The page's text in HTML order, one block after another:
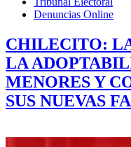
Denuncias Online
CHILECITO:
LA
MENORES Y
SUS NUEVAS